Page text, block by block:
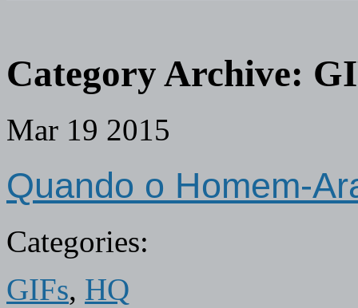
Category Archive:
Mar 19 2015
Quando o Homem-
Categories:
GIFs, HQ